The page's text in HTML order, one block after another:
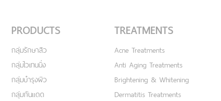
PRODUCTS
กลุ่มรักษาสิว
กลุ่มไวเทนนิ่ง
กลุ่มบำรุงผิว
กลุ่มกันแดด
TREATMENTS
Acne Treatments
Anti Aging Treatments
Brightening & Whitening
Dermatitis Treatments